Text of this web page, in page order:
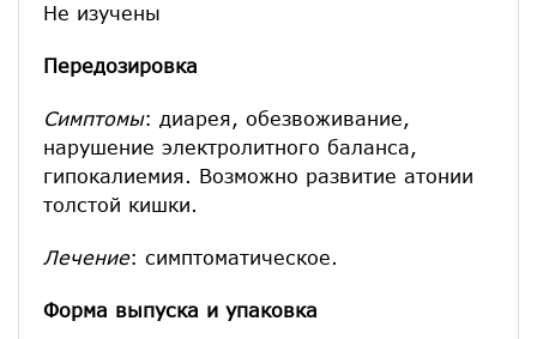
Не изучены
Передозировка
Симптомы: диарея, обезвоживание,
нарушение электролитного баланса,
гипокалиемия. Возможно развитие атонии
толстой кишки.
Лечение: симптоматическое.
Форма выпуска и упаковка